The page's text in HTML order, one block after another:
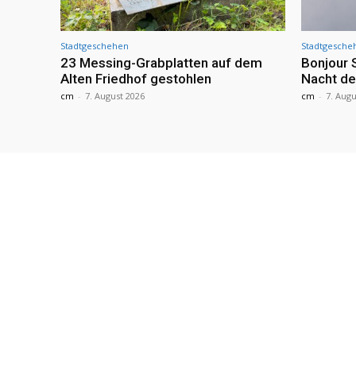
Stadtgeschehen
23 Messing-Grabplatten auf dem
Alten Friedhof gestohlen
cm - 7. August 2026
Bonjour
Nacht
cm - 7.